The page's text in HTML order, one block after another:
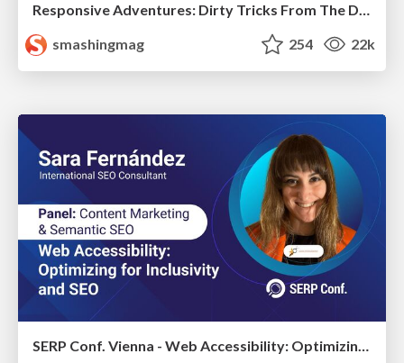
Responsive Adventures: Dirty Tricks From The Dark Corners of Front-End
smashingmag
254 22k
SERP Conf. Vienna - Web Accessibility: Optimizing for Inclusivity and SEO